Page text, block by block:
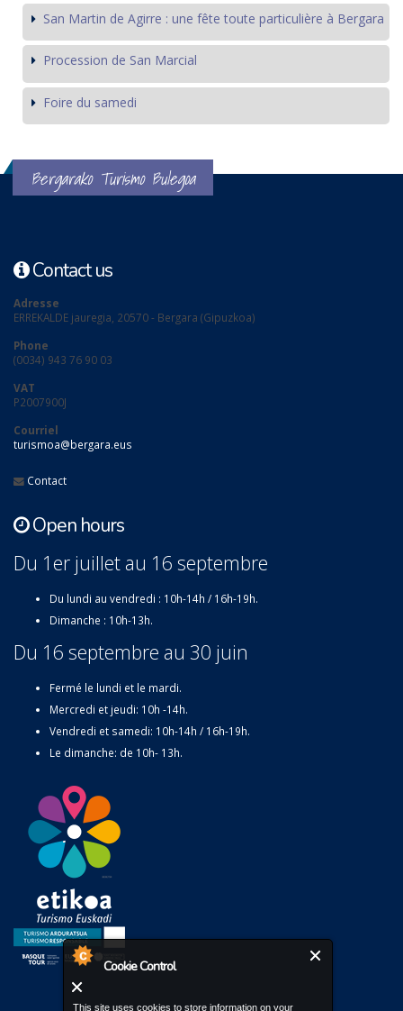
Cookie Control
This site uses cookies to store information on your
San Martin de Agirre : une fête toute particulière à Bergara
Procession de San Marcial
Foire du samedi
Bergarako Turismo Bulegoa
Contact us
Adresse
ERREKALDE jauregia, 20570 - Bergara (Gipuzkoa)
Phone
(0034) 943 76 90 03
VAT
P2007900J
Courriel
turismoa@bergara.eus
Contact
Open hours
Du 1er juillet au 16 septembre
Du lundi au vendredi : 10h-14h / 16h-19h.
Dimanche : 10h-13h.
Du 16 septembre au 30 juin
Fermé le lundi et le mardi.
Mercredi et jeudi: 10h -14h.
Vendredi et samedi: 10h-14h / 16h-19h.
Le dimanche: de 10h- 13h.